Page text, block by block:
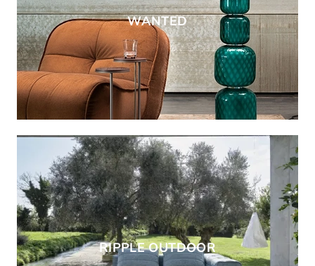
WANTED
RIPPLE OUTDOOR